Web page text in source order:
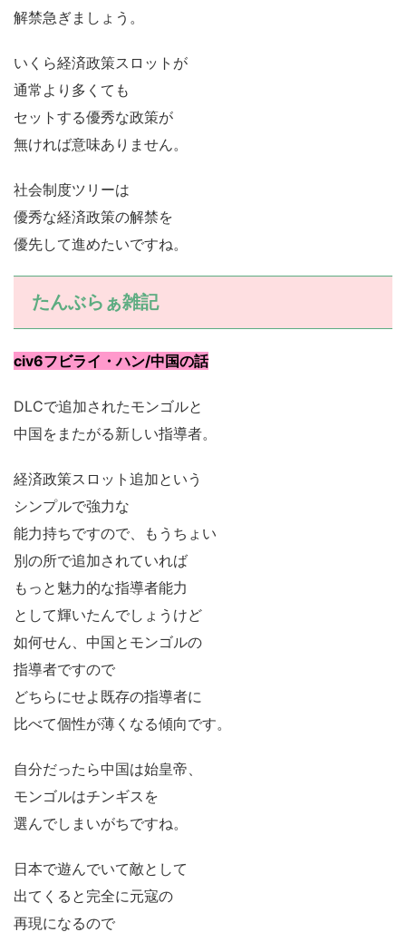
解禁急ぎましょう。
いくら経済政策スロットが
通常より多くても
セットする優秀な政策が
無ければ意味ありません。
社会制度ツリーは
優秀な経済政策の解禁を
優先して進めたいですね。
たんぶらぁ雑記
civ6フビライ・ハン/中国の話
DLCで追加されたモンゴルと
中国をまたがる新しい指導者。
経済政策スロット追加という
シンプルで強力な
能力持ちですので、もうちょい
別の所で追加されていれば
もっと魅力的な指導者能力
として輝いたんでしょうけど
如何せん、中国とモンゴルの
指導者ですので
どちらにせよ既存の指導者に
比べて個性が薄くなる傾向です。
自分だったら中国は始皇帝、
モンゴルはチンギスを
選んでしまいがちですね。
日本で遊んでいて敵として
出てくると完全に元寇の
再現になるので